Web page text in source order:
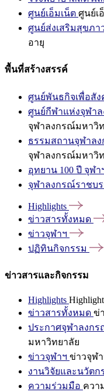
ศูนย์เอ็มเน็ต ศูนย์เ
ศูนย์ส่งเสริมสุขภา
อายุ
พื้นที่สร้างสรรค์
ศูนย์พันธกิจเพื่อสัง
ศูนย์กีฬาแห่งจุฬา
จุฬาลงกรณ์มหาวิ
ธรรมสถานจุฬาล
จุฬาลงกรณ์มหาวิ
อุทยาน 100 ปี จุฬา
จุฬาลงกรณ์ราชบ
Highlights
ข่าวสารทั้งหมด
ข่าวจุฬาฯ
ปฏิทินกิจกรรม
ข่าวสารและกิจกรรม
Highlights
ข่าวสารทั้งหมด ข่
ประกาศจุฬาลงก
มหาวิทยาลัย
ข่าวจุฬาฯ ข่าวจุฬ
งานวิจัยและนวัตก
ความร่วมมือ ควา